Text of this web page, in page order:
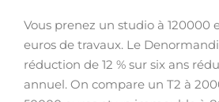
Vous prenez un studio à 120000
euros de travaux. Le
réduction de 12 % sur six ans
annuel. On compare un T2 à